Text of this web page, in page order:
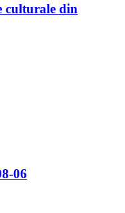
culturale din
06